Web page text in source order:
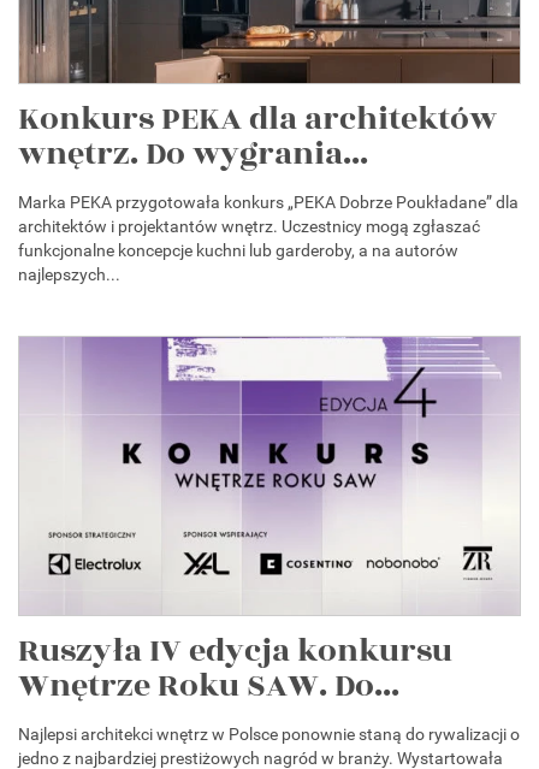
Konkurs PEKA dla architektów
wnętrz. Do wygrania...
Marka PEKA przygotowała konkurs „PEKA Dobrze Poukładane” dla
architektów i projektantów wnętrz. Uczestnicy mogą zgłaszać
funkcjonalne koncepcje kuchni lub garderoby, a na autorów
najlepszych...
Ruszyła IV edycja konkursu
Wnętrze Roku SAW. Do...
Najlepsi architekci wnętrz w Polsce ponownie staną do rywalizacji o
jedno z najbardziej prestiżowych nagród w branży. Wystartowała